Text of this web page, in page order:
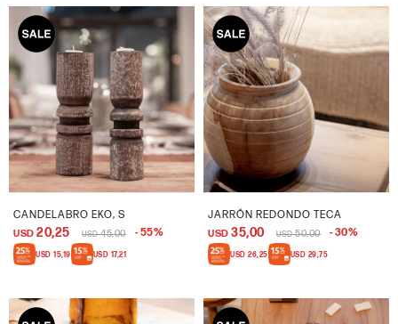
CANDELABRO EKO, S
USD 20,25 USD 45,00 55
USD 15,19 USD 17,21
JARRÓN REDONDO TECA
USD 35,00 USD 50,00 30
USD 26,25 USD 29,75